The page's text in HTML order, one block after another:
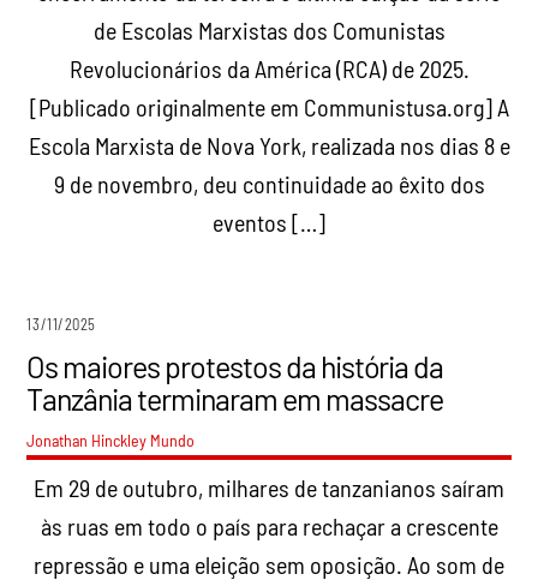
de Escolas Marxistas dos Comunistas
Revolucionários da América (RCA) de 2025.
[Publicado originalmente em Communistusa.org] A
Escola Marxista de Nova York, realizada nos dias 8 e
9 de novembro, deu continuidade ao êxito dos
eventos […]
13/11/2025
Os maiores protestos da história da
Tanzânia terminaram em massacre
Jonathan Hinckley Mundo
Em 29 de outubro, milhares de tanzanianos saíram
às ruas em todo o país para rechaçar a crescente
repressão e uma eleição sem oposição. Ao som de